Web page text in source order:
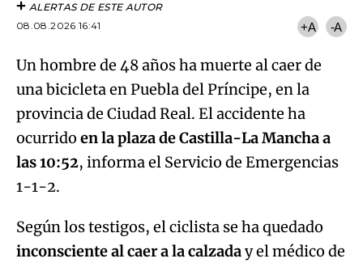
ALERTAS DE ESTE AUTOR
08.08.2026 16:41
+A -A
Un hombre de 48 años ha muerte al caer de
una bicicleta en Puebla del Príncipe, en la
provincia de Ciudad Real. El accidente ha
ocurrido en la plaza de Castilla-La Mancha a
las 10:52, informa el Servicio de Emergencias
1-1-2.
Según los testigos, el ciclista se ha quedado
inconsciente al caer a la calzaday el médico de